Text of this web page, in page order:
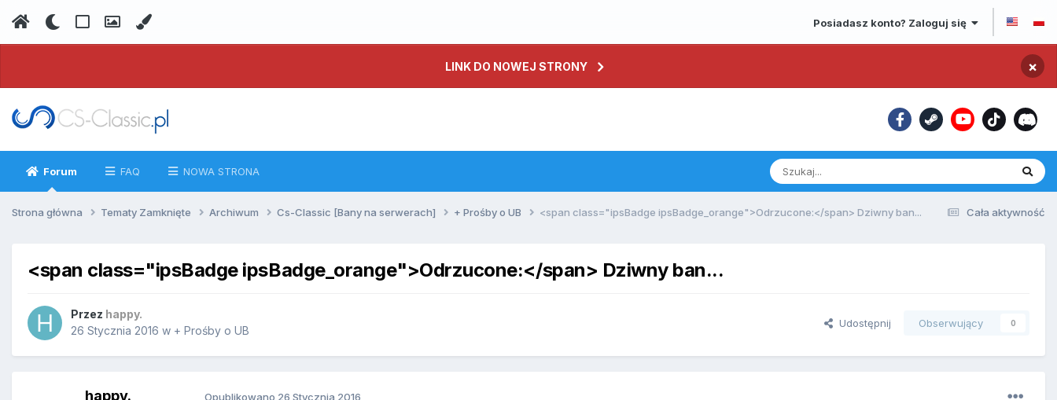
Posiadasz konto? Zaloguj się
LINK DO NOWEJ STRONY ×
Forum FAQ NOWA STRONA
Cała aktywność
Strona główna Tematy Zamknięte Archiwum Cs-Classic [Bany na serwerach] + Prośby o UB <span class="ipsBadge ipsBadge_orange">Odrzucone:</span> Dziwny ban...
<span class="ipsBadge ipsBadge_orange">Odrzucone:</span> Dziwny ban...
Przez happy.
26 Stycznia 2016 w + Prośby o UB
Udostępnij Obserwujący 0
happy. Opublikowano 26 Stycznia 2016